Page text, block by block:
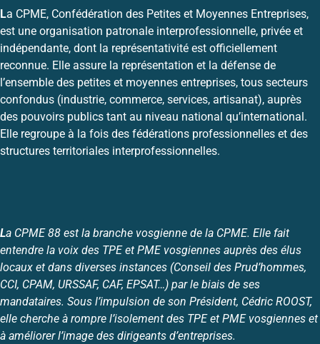
La CPME, Confédération des Petites et Moyennes Entreprises,
est une organisation patronale interprofessionnelle, privée et
indépendante, dont la représentativité est officiellement
reconnue. Elle assure la représentation et la défense de
l’ensemble des petites et moyennes entreprises, tous secteurs
confondus (industrie, commerce, services, artisanat), auprès
des pouvoirs publics tant au niveau national qu’international.
Elle regroupe à la fois des fédérations professionnelles et des
structures territoriales interprofessionnelles.
La CPME 88 est la branche vosgienne de la CPME. Elle fait
entendre la voix des TPE et PME vosgiennes auprès des élus
locaux et dans diverses instances (Conseil des Prud’hommes,
CCI, CPAM, URSSAF, CAF, EPSAT…) par le biais de ses
mandataires. Sous l’impulsion de son Président, Cédric ROOST,
elle cherche à rompre l’isolement des TPE et PME vosgiennes et
à améliorer l’image des dirigeants d’entreprises.